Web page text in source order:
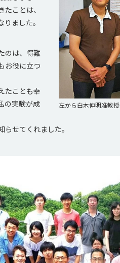
左から白木伸明准教
ことは、
ました。
のは、得難
お役に立つ
たことも幸
の実験が成
せてくれました。